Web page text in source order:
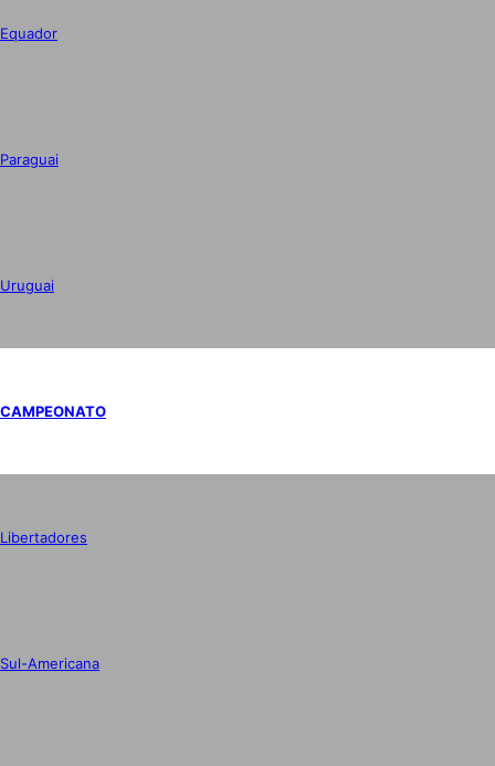
Equador
Paraguai
Uruguai
CAMPEONATO
Libertadores
Sul-Americana